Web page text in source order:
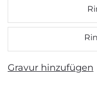
Gravur hinzufügen